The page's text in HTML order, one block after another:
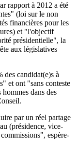
rapport à 2012 a été
(loi sur le non
financières pour les
et "l'objectif
présidentielle", la
aux législatives
des candidat(e)s à
et ont "sans conteste
dans des
par un réel partage
(présidence, vice-
espère-